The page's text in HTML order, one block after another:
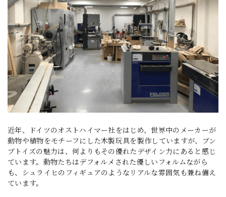
近年、ドイツのオストハイマー社をはじめ、世界中のメーカーが
動物や植物をモチーフにした木製玩具を製作していますが、ブン
ブトイズの魅力は、何よりもその優れたデザイン力にあると感じ
ています。動物たちはデフォルメされた優しいフォルムながら
も、シュライヒのフィギュアのようなリアルな雰囲気も兼ね備え
ています。